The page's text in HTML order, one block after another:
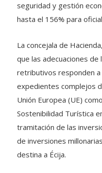
seguridad y gestión
hasta el 156% para
La concejala de
que las adecuaciones
retributivos responden a
expedientes complejos
Unión Europea (UE)
Sostenibilidad Turística
tramitación de las
de inversiones
destina a Écija.